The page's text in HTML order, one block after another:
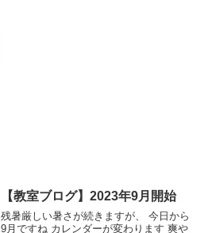
【教室ブログ】2023年9月開始
残暑厳しい暑さが続きますが、 今日から
9月ですね カレンダーが変わります 爽や